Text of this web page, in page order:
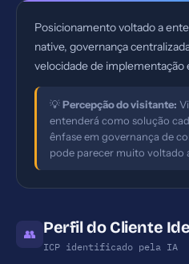
Posicionamento voltado a
native, governança
velocidade de implementação
💡Percepção do visitante:
entenderá como solução
ênfase em governança de
pode parecer muito voltado
👥 Perfil do Cliente
ICP identificado pela IA